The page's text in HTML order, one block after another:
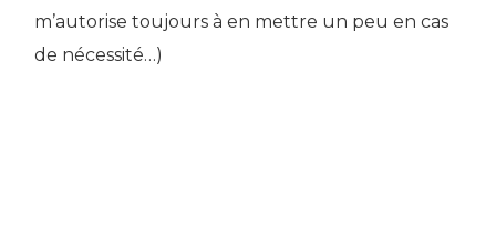
m’autorise toujours à en mettre un peu en cas
de nécessité…)